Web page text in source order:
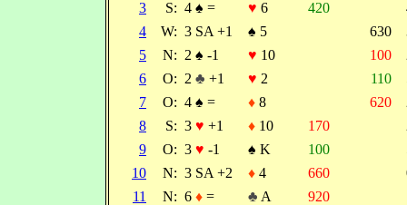
3
S: 4 ♠ = ♥ 6 420
4
W: 3 SA +1 ♠ 5 630
5
N: 2 ♠ -1 ♥ 10 100
6
O: 2 ♣ +1 ♥ 2 110
7
O: 4 ♠ = ♦ 8 620
8
S: 3 ♥ +1 ♦ 10 170
9
O: 3 ♥ -1 ♠ K 100
10
N: 3 SA +2 ♦ 4 660
11
N: 6 ♦ = ♣ A 920